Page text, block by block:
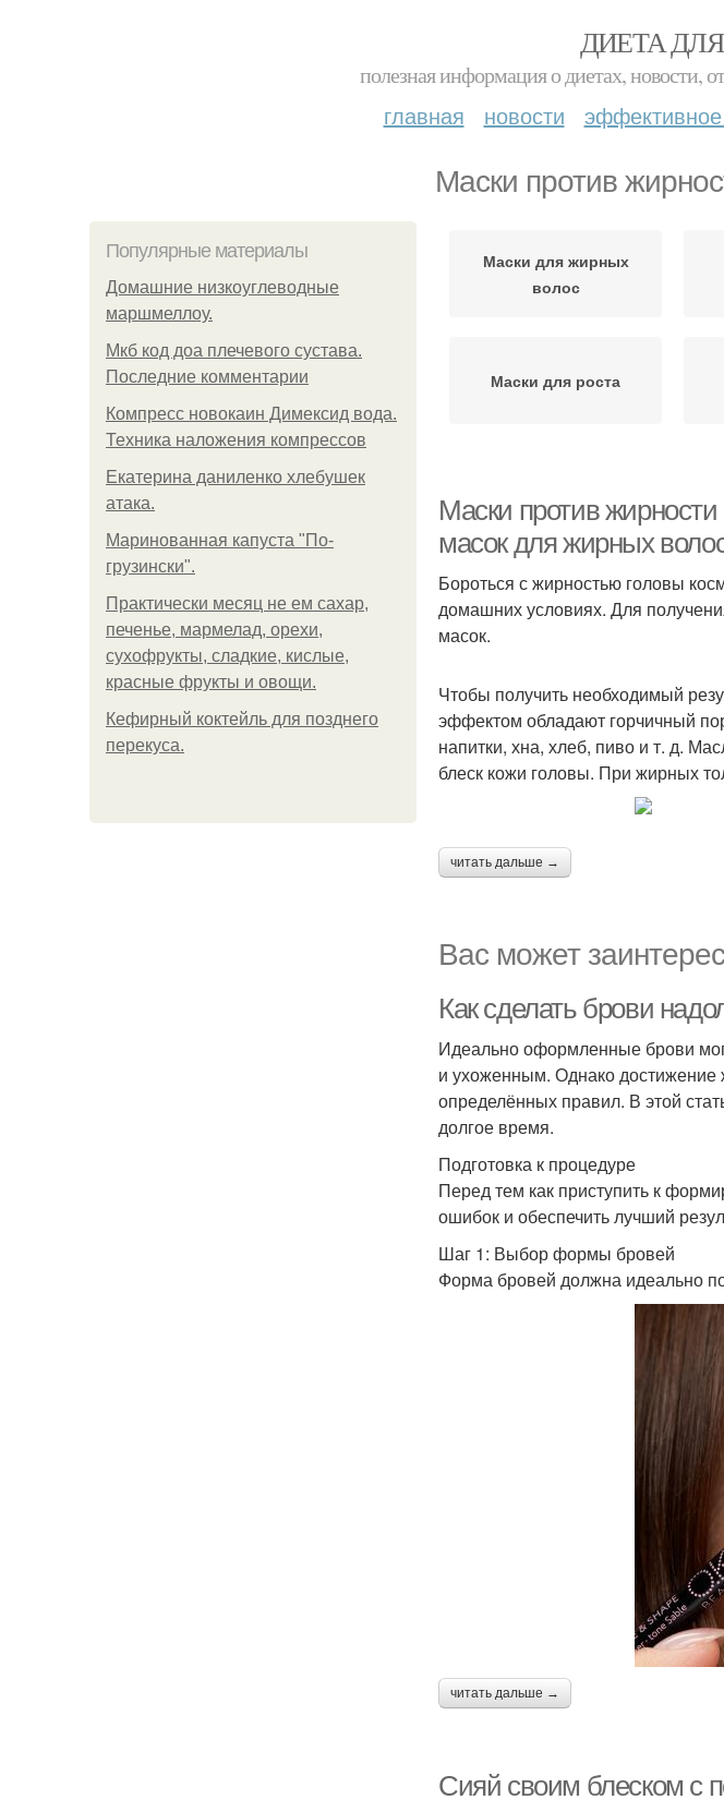
ДИЕТА
полезная информация о диетах, новости,
главная новости
Маски против
Популярные материалы
Домашние низкоуглеводные
маршмеллоу.
Мкб код доа плечевого сустава.
Последние комментарии
Компресс новокаин Димексид вода.
Техника наложения компрессов
Екатерина даниленко хлебушек
атака.
Маринованная капуста "По-
грузински".
Практически месяц не ем сахар,
печенье, мармелад, орехи,
сухофрукты, сладкие, кислые,
красные фрукты и овощи.
Кефирный коктейль для позднего
перекуса.
Маски для жирных
волос
Маски для роста
Маска против жирности
Маски против
масок для жирных
Бороться с жирностью головы
домашних условиях. Для
масок.
Чтобы получить необходимый
эффектом обладают горчичный
напитки, хна, хлеб, пиво и т. д.
блеск кожи головы. При жирных
читать дальше →
Вас может
Как сделать брови
Идеально оформленные брови
и ухоженным. Однако достижение
определённых правил. В этой
долгое время.
Подготовка к процедуре
Перед тем как приступить к
ошибок и обеспечить лучший
Шаг 1: Выбор формы бровей
Форма бровей должна идеально
читать дальше →
Сияй своим блеском с